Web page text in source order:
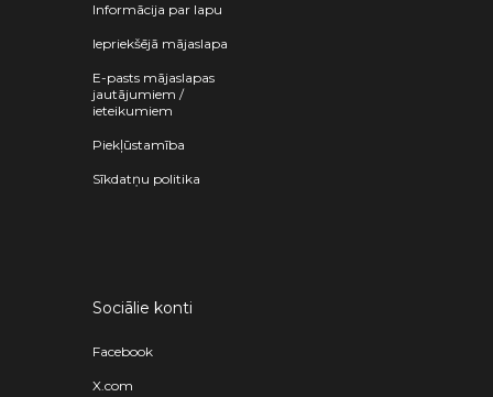
Informācija par lapu
Iepriekšējā mājaslapa
E-pasts mājaslapas
jautājumiem /
ieteikumiem
Piekļūstamība
Sīkdatņu politika
Sociālie konti
Facebook
X.com